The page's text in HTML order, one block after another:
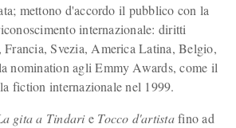
mettono d'accordo il pubblico con la
internazionale: diritti
Francia, Svezia, America Latina, Belgio,
nomination agli Emmy Awards, come il
fiction internazionale nel 1999.
gita a Tindarie Tocco d'artistafino ad